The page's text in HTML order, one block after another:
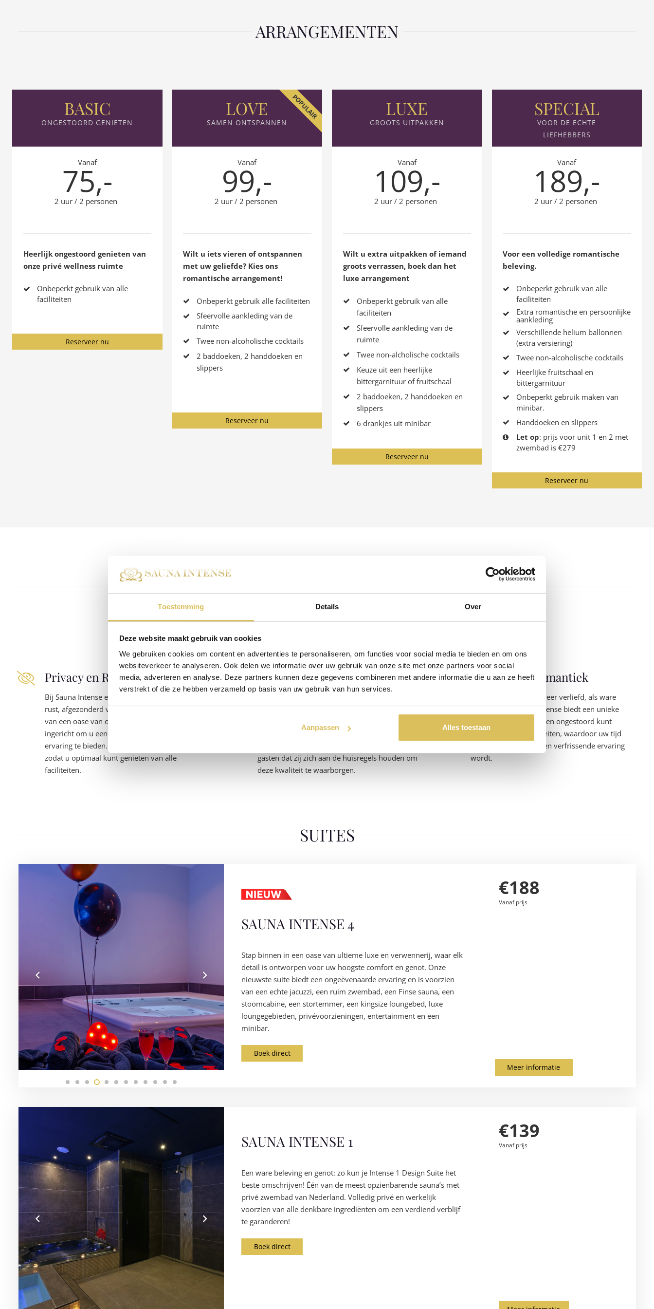
Toestemming Details Over
Deze website maakt gebruik van cookies
We gebruiken cookies om content en advertenties te personaliseren, om functies voor social media te bieden en om ons
websiteverkeer te analyseren. Ook delen we informatie over uw gebruik van onze site met onze partners voor social
media, adverteren en analyse. Deze partners kunnen deze gegevens combineren met andere informatie die u aan ze heeft
verstrekt of die ze hebben verzameld op basis van uw gebruik van hun services.
Aanpassen Alles toestaan
ARRANGEMENTEN
BASIC
ONGESTOORD GENIETEN
Vanaf
75,-
2 uur / 2 personen
Heerlijk ongestoord genieten van
onze privé wellness ruimte
Onbeperkt gebruik van alle
faciliteiten
Reserveer nu
LOVE
SAMEN ONTSPANNEN
POPULAIR
Vanaf
99,-
2 uur / 2 personen
Wilt u iets vieren of ontspannen
met uw geliefde? Kies ons
romantische arrangement!
Onbeperkt gebruik alle faciliteiten
Sfeervolle aankleding van de
ruimte
Twee non-alcoholische cocktails
2 baddoeken, 2 handdoeken en
slippers
Reserveer nu
LUXE
GROOTS UITPAKKEN
Vanaf
109,-
2 uur / 2 personen
Wilt u extra uitpakken of iemand
groots verrassen, boek dan het
luxe arrangement
Onbeperkt gebruik van alle
faciliteiten
Sfeervolle aankleding van de
ruimte
Twee non-alcholische cocktails
Keuze uit een heerlijke
bittergarnituur of fruitschaal
2 baddoeken, 2 handdoeken en
slippers
6 drankjes uit minibar
Reserveer nu
SPECIAL
VOOR DE ECHTE
LIEFHEBBERS
Vanaf
189,-
2 uur / 2 personen
Voor een volledige romantische
beleving.
Onbeperkt gebruik van alle
faciliteiten
Extra romantische en persoonlijke
aankleding
Verschillende helium ballonnen
(extra versiering)
Twee non-alcoholische cocktails
Heerlijke fruitschaal en
bittergarnituur
Onbeperkt gebruik maken van
minibar.
Handdoeken en slippers
Let op: prijs voor unit 1 en 2 met
zwembad is €279
Reserveer nu
Heeft u iets te vieren, of wilt u zomaar ongedwongen relaxen en de dagelijkse stress ontvluchten,
boek dan één van onze prachtige wellnessruimtes en geniet geheel privé van alle faciliteiten die wij te
Privacy en Rust
Bij Sauna Intense ervaart u volledige privacy en
rust, afgezonderd van de buitenwereld. Geniet
van een oase van ontspanning, waar alles is
ingericht om u een intieme en ongestoorde
ervaring te bieden. Hier is privé ook echt privé,
zodat u optimaal kunt genieten van alle
faciliteiten.
Hygiëne en Kwaliteit
extra zorg voor de warme en vochtige omgeving.
maandelijkse controles kunnen wij een
gasten dat zij zich aan de huisregels houden om
deze kwaliteit te waarborgen.
Beleving en romantiek
Verlaat ons complex weer verliefd, als ware
tortelduifjes. Sauna Intense biedt een unieke
beleving waarin u samen ongestoord kunt
genieten van de faciliteiten, waardoor uw tijd
hier een romantische en verfrissende ervaring
wordt.
SUITES
SAUNA INTENSE 4
Stap binnen in een oase van ultieme luxe en verwennerij, waar elk
detail is ontworpen voor uw hoogste comfort en genot. Onze
nieuwste suite biedt een ongeëvenaarde ervaring en is voorzien
van een echte jacuzzi, een ruim zwembad, een Finse sauna, een
stoomcabine, een stortemmer, een kingsize loungebed, luxe
loungegebieden, privévoorzieningen, entertainment en een
minibar.
Boek direct
€188
Vanaf prijs
Meer informatie
SAUNA INTENSE 1
Een ware beleving en genot: zo kun je Intense 1 Design Suite het
beste omschrijven! Één van de meest opzienbarende sauna’s met
privé zwembad van Nederland. Volledig privé en werkelijk
voorzien van alle denkbare ingrediënten om een verdiend verblijf
te garanderen!
Boek direct
€139
Vanaf prijs